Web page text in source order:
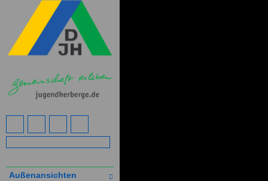
Außenansichten